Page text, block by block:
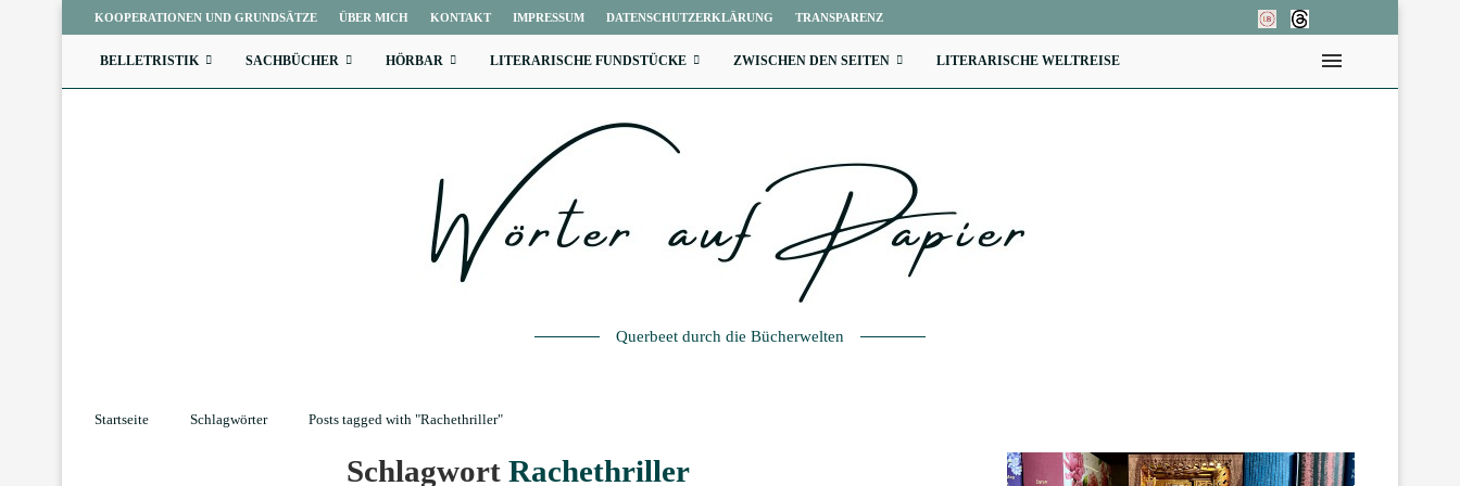
KOOPERATIONEN UND GRUNDSÄTZE ÜBER MICH KONTAKT IMPRESSUM DATENSCHUTZERKLÄRUNG TRANSPARENZ
BELLETRISTIK SACHBÜCHER HÖRBAR LITERARISCHE FUNDSTÜCKE ZWISCHEN DEN SEITEN LITERARISCHE WELTREISE
Querbeet durch die Bücherwelten
Startseite Schlagwörter Posts tagged with "Rachethriller"
Schlagwort Rachethriller